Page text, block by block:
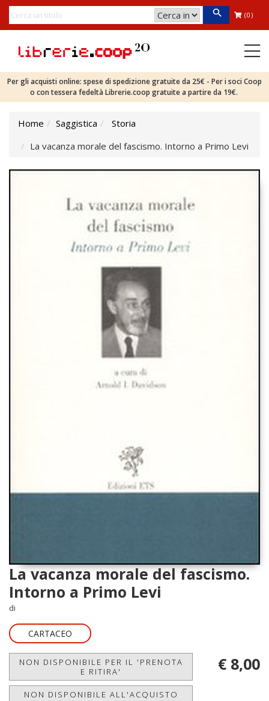
(0)
Per gli acquisti online: spese di spedizione gratuite da 25€ - Per i soci Coop
o con tessera fedeltà Librerie.coop gratuite a partire da 19€.
Home Saggistica
Storia
La vacanza morale del fascismo. Intorno a Primo Levi
La vacanza morale del fascismo.
Intorno a Primo Levi
di
CARTACEO
NON DISPONIBILE PER IL 'PRENOTA
E RITIRA'
NON DISPONIBILE ALL'ACQUISTO
€ 8,00